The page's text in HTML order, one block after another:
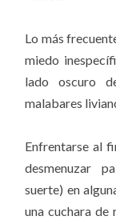
Lo más
miedo
lado oscuro
malabares
Enfrentarse al
desmenuzar
suerte) en
una cuchara de